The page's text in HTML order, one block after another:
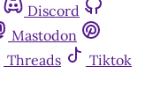
Discord
Mastodon
Threads
Tiktok